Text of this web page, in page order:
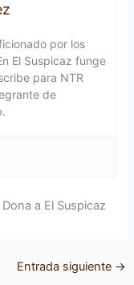
por los
El Suspicaz funge
para NTR
de
a El Suspicaz
Entrada siguiente →